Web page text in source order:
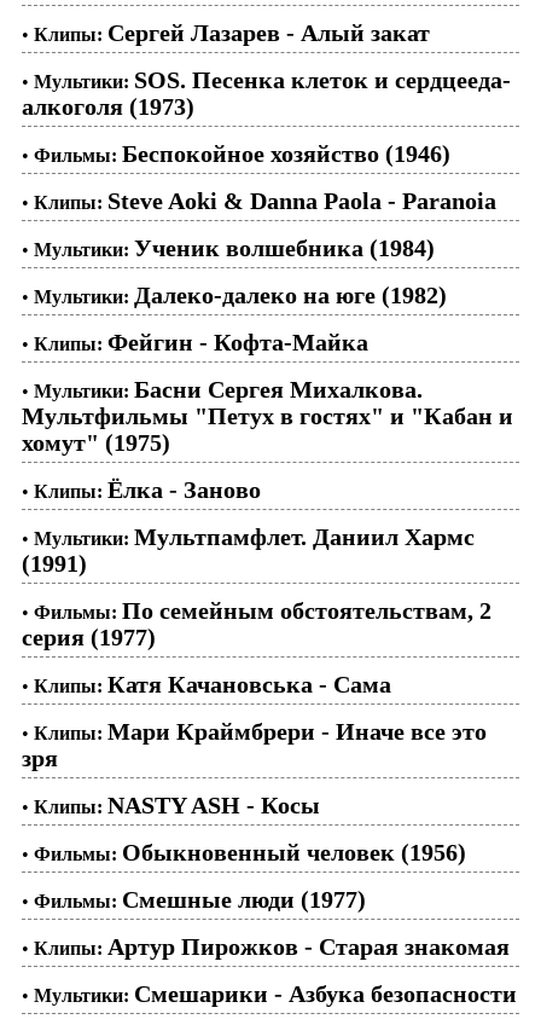
• Клипы: Сергей Лазарев - Алый закат
• Мультики: SOS. Песенка клеток и сердцееда-
алкоголя (1973)
• Фильмы: Беспокойное хозяйство (1946)
• Клипы: Steve Aoki & Danna Paola - Paranoia
• Мультики: Ученик волшебника (1984)
• Мультики: Далеко-далеко на юге (1982)
• Клипы: Фейгин - Кофта-Майка
• Мультики: Басни Сергея Михалкова.
Мультфильмы "Петух в гостях" и "Кабан и
хомут" (1975)
• Клипы: Ёлка - Заново
• Мультики: Мультпамфлет. Даниил Хармс
(1991)
• Фильмы: По семейным обстоятельствам, 2
серия (1977)
• Клипы: Катя Качановська - Сама
• Клипы: Мари Краймбрери - Иначе все это
зря
• Клипы: NASTY ASH - Косы
• Фильмы: Обыкновенный человек (1956)
• Фильмы: Смешные люди (1977)
• Клипы: Артур Пирожков - Старая знакомая
• Мультики: Смешарики - Азбука безопасности